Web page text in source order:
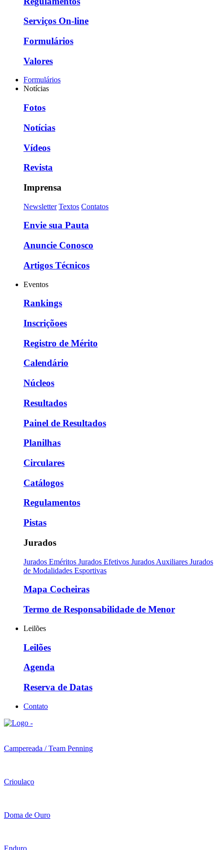
Serviços On-line
Formulários
Valores
Formulários
Notícias
Fotos
Notícias
Vídeos
Revista
Imprensa
Newsletter Textos Contatos
Envie sua Pauta
Anuncie Conosco
Artigos Técnicos
Eventos
Rankings
Inscriçõoes
Registro de Mérito
Calendário
Núcleos
Resultados
Painel de Resultados
Planilhas
Circulares
Catálogos
Regulamentos
Pistas
Jurados
Jurados Eméritos Jurados Efetivos Jurados Auxiliares Jurados
de Modalidades Esportivas
Mapa Cocheiras
Termo de Responsabilidade de Menor
Leilões
Leilões
Agenda
Reserva de Datas
Contato
Campereada / Team Penning
Crioulaço
Doma de Ouro
Enduro